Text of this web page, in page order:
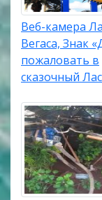
Веб-камера
Вегаса, Знак
пожаловать в
сказочный